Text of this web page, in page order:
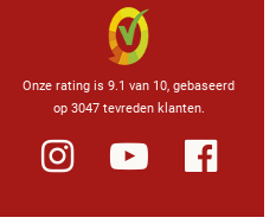
Onze rating is 9.1 van 10, gebaseerd
op 3047 tevreden klanten.